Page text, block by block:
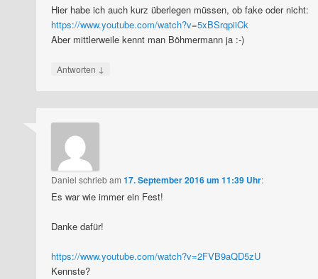
Hier habe ich auch kurz überlegen müssen, ob fake oder nicht:
https://www.youtube.com/watch?v=5xBSrqpiiCk
Aber mittlerweile kennt man Böhmermann ja :-)
Antworten ↓
Daniel schriebam17. September 2016 um 11:39 Uhr:
Es war wie immer ein Fest!
Danke dafür!
https://www.youtube.com/watch?v=2FVB9aQD5zU
Kennste?